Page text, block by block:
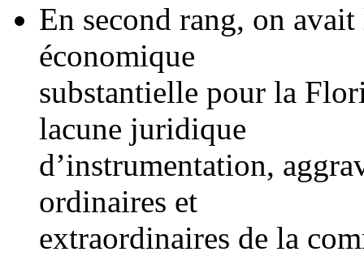
En second rang, on
économique
substantielle pour la
lacune juridique
d’instrumentation,
ordinaires et
extraordinaires de la